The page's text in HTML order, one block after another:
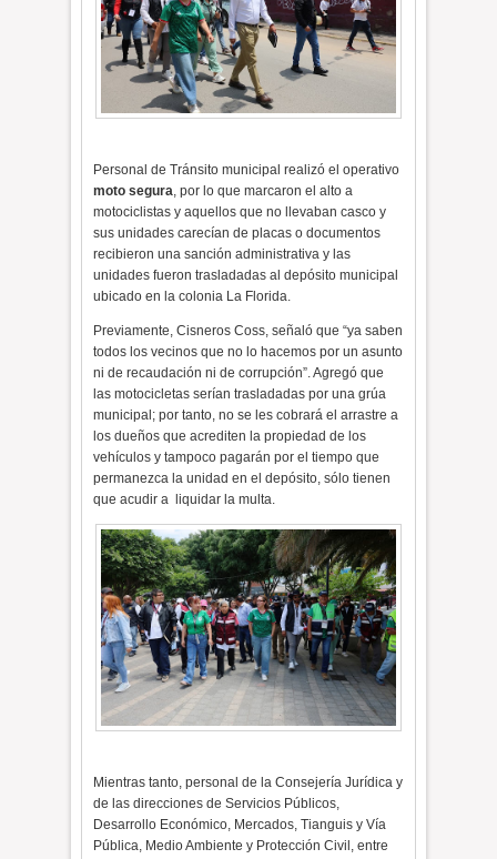
Personal de Tránsito municipal realizó el operativo
moto segura , por lo que marcaron el alto a
motociclistas y aquellos que no llevaban casco y
sus unidades carecían de placas o documentos
recibieron una sanción administrativa y las
unidades fueron trasladadas al depósito municipal
ubicado en la colonia La Florida.
Previamente, Cisneros Coss, señaló que “ya saben
todos los vecinos que no lo hacemos por un asunto
ni de recaudación ni de corrupción”. Agregó que
las motocicletas serían trasladadas por una grúa
municipal; por tanto, no se les cobrará el arrastre a
los dueños que acrediten la propiedad de los
vehículos y tampoco pagarán por el tiempo que
permanezca la unidad en el depósito, sólo tienen
que acudir a liquidar la multa.
Mientras tanto, personal de la Consejería Jurídica y
de las direcciones de Servicios Públicos,
Desarrollo Económico, Mercados, Tianguis y Vía
Pública, Medio Ambiente y Protección Civil, entre